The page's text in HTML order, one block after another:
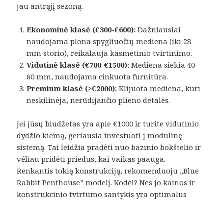
jau antrąjį sezoną.
Ekonominė klasė (€300-€600): Dažniausiai
naudojama plona spygliuočių mediena (iki 28
mm storio), reikalauja kasmetinio tvirtinimo.
Vidutinė klasė (€700-€1500): Mediena siekia 40-
60 mm, naudojama cinkuota furnitūra.
Premium klasė (>€2000): Klijuota mediena, kuri
neskilinėja, nerūdijančio plieno detalės.
Jei jūsų biudžetas yra apie €1000 ir turite vidutinio
dydžio kiemą, geriausia investuoti į modulinę
sistemą. Tai leidžia pradėti nuo bazinio bokštelio ir
vėliau pridėti priedus, kai vaikas paauga.
Renkantis tokią konstrukciją, rekomenduoju „Blue
Rabbit Penthouse” modelį. Kodėl? Nes jo kainos ir
konstrukcinio tvirtumo santykis yra optimalus